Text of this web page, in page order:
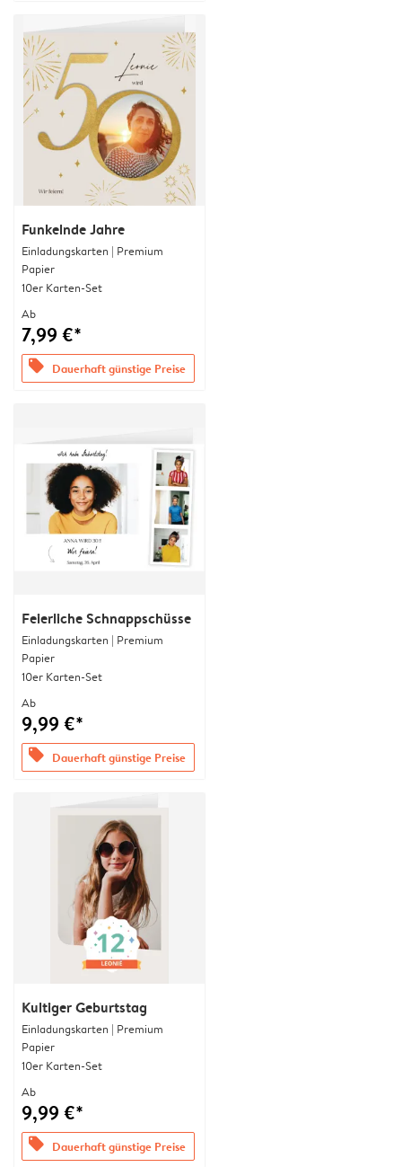
Funkelnde Jahre
Einladungskarten | Premium
Papier
10er Karten-Set
Ab
7,99 €*
offers Dauerhaft günstige Preise
Feierliche Schnappschüsse
Einladungskarten | Premium
Papier
10er Karten-Set
Ab
9,99 €*
offers Dauerhaft günstige Preise
Kultiger Geburtstag
Einladungskarten | Premium
Papier
10er Karten-Set
Ab
9,99 €*
offers Dauerhaft günstige Preise